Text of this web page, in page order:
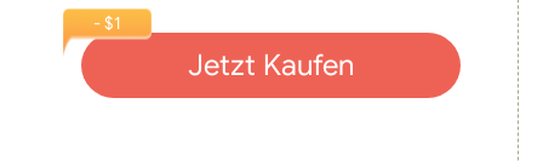
- $1
Jetzt Kaufen